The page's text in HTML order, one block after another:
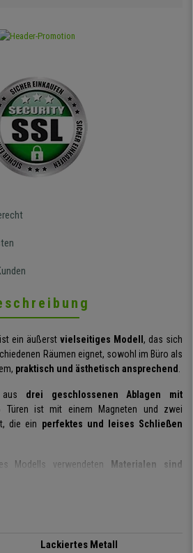
ist ein äußerst vielseitiges Modell , das sich
Räumen eignet, sowohl im Büro als
praktisch und ästhetisch ansprechend .
aus drei geschlossenen Ablagen mit
Türen ist mit einem Magneten und zwei
die ein perfektes und leises Schließen
Modells verwendeten Materialen sind
aus
sich ideal für die Lagerung von Paketen
Der Büroschrank wurde
Lackiertes Metall